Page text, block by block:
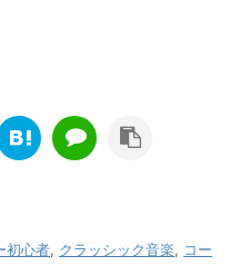
初心者, クラッシック音楽, コー